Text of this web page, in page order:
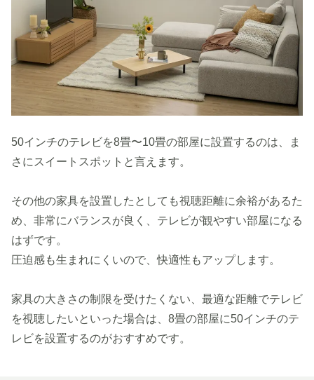
50インチのテレビを8畳〜10畳の部屋に設置するのは、ま
さにスイートスポットと言えます。
その他の家具を設置したとしても視聴距離に余裕があるた
め、非常にバランスが良く、テレビが観やすい部屋になる
はずです。
圧迫感も生まれにくいので、快適性もアップします。
家具の大きさの制限を受けたくない、最適な距離でテレビ
を視聴したいといった場合は、8畳の部屋に50インチのテ
レビを設置するのがおすすめです。